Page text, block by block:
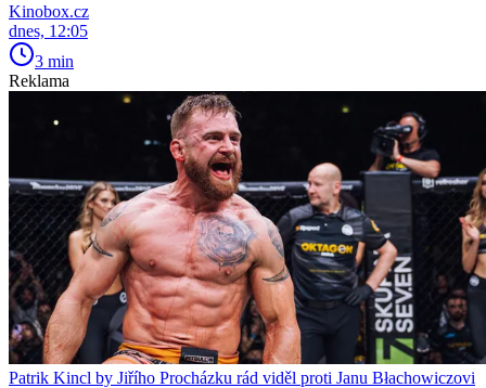
Kinobox.cz
dnes, 12:05
3 min
Reklama
Patrik Kincl by Jiřího Procházku rád viděl proti Janu Błachowiczovi